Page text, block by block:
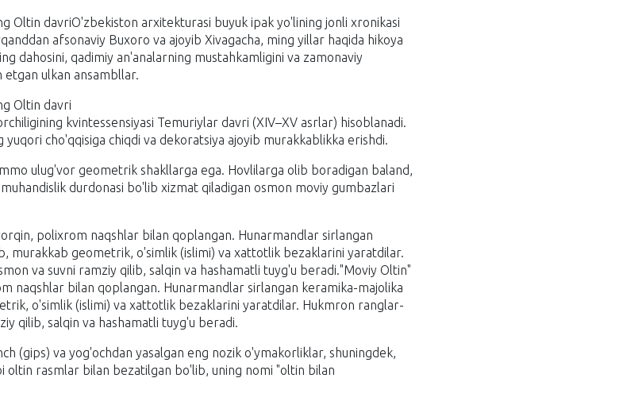
Oltin davriO'zbekiston arxitekturasi buyuk ipak yo'lining jonli xronikasi
afsonaviy Buxoro va ajoyib Xivagacha, ming yillar haqida hikoya
dahosini, qadimiy an'analarning mustahkamligini va zamonaviy
etgan ulkan ansambllar.
Oltin davri
kvintessensiyasi Temuriylar davri (XIV–XV asrlar) hisoblanadi.
cho'qqisiga chiqdi va dekoratsiya ajoyib murakkablikka erishdi.
ulug'vor geometrik shakllarga ega. Hovlilarga olib boradigan baland,
durdonasi bo'lib xizmat qiladigan osmon moviy gumbazlari
polixrom naqshlar bilan qoplangan. Hunarmandlar sirlangan
murakkab geometrik, o'simlik (islimi) va xattotlik bezaklarini yaratdilar.
va suvni ramziy qilib, salqin va hashamatli tuyg'u beradi."Moviy Oltin"
naqshlar bilan qoplangan. Hunarmandlar sirlangan keramika-majolika
o'simlik (islimi) va xattotlik bezaklarini yaratdilar. Hukmron ranglar-
qilib, salqin va hashamatli tuyg'u beradi.
(gips) va yog'ochdan yasalgan eng nozik o'ymakorliklar, shuningdek,
oltin rasmlar bilan bezatilgan bo'lib, uning nomi "oltin bilan